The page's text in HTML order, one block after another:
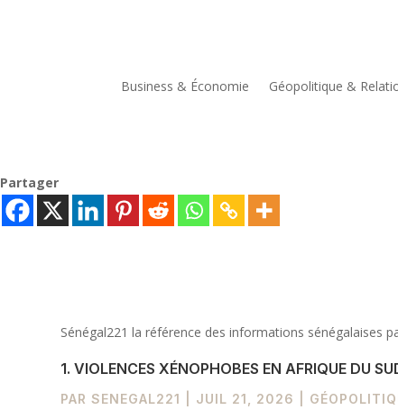
Business & Économie Géopolitique &
Partager
Sénégal221 la référence des informations sénégalaises
1. VIOLENCES XÉNOPHOBES EN AFRIQUE DU
PARSENEGAL221 JUIL 21, 2026